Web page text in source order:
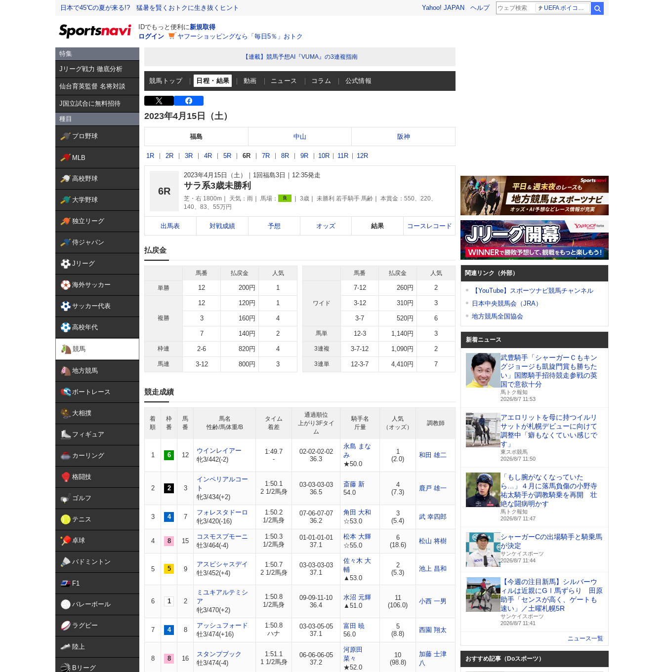
日本で45℃の夏が来る!? 猛暑を賢くおトクに生き抜くヒント Yahoo! JAPAN ヘルプ
IDでもっと便利に新規取得
ログイン
ヤフーショッピングなら「毎日5％」おトク
特集
Jリーグ戦力 徹底分析
仙台育英監督 名将対談
J国立試合に無料招待
種目
プロ野球
MLB
高校野球
大学野球
独立リーグ
侍ジャパン
Jリーグ
海外サッカー
サッカー代表
高校年代
競馬
地方競馬
ボートレース
大相撲
フィギュア
カーリング
格闘技
ゴルフ
テニス
卓球
バドミントン
F1
バレーボール
ラグビー
陸上
Bリーグ
【連載】競馬予想AI『VUMA』の3連複指南
競馬トップ 日程・結果 動画 ニュース コラム 公式情報
2023年4月15日（土）
福島 中山 阪神
1R 2R 3R 4R 5R 6R 7R 8R 9R 10R 11R 12R
6R
2023年4月15日（土） 1回福島3日 12:35発走
サラ系3歳未勝利
芝・右 1800m 天気： 雨 馬場： 良 3歳 未勝利 若手騎手 馬齢
本賞金：550、220、
140、83、55万円
出馬表 対戦成績 予想 オッズ 結果 コースレコード
払戻金
馬番 払戻金 人気
単勝 12 200円 1
複勝
12 120円 1
3 160円 4
7 140円 2
枠連 2-6 820円 4
馬連 3-12 800円 3
馬番 払戻金 人気
ワイド
7-12 260円 2
3-12 310円 3
3-7 520円 6
馬単 12-3 1,140円 3
3連複 3-7-12 1,090円 2
3連単 12-3-7 4,410円 7
競走成績
着
順
枠
番
馬
番
馬名
性齢/馬体重/B
タイム
着差
通過順位
上がり3Fタイ
ム
騎手名
斤量
人気
（オッズ）
調教師
1 6 12
ウインレイアー
牝3/442(-2)
1:49.7
-
02-02-02-02
36.3
永島 まな
み
★50.0
1
(2.0)
和田 雄二
2 2 3
インペリアルコー
ト
牝3/434(+2)
1:50.1
2 1/2馬身
03-03-03-03
36.5
斎藤 新
54.0
4
(7.3)
鹿戸 雄一
3 4 7
フォレスタドーロ
牝3/420(-16)
1:50.2
1/2馬身
07-06-07-07
36.2
角田 大和
☆53.0
3
(5.4)
武 幸四郎
4 8 15
コスモスプモーニ
牡3/464(-4)
1:50.3
1/2馬身
01-01-01-01
37.1
松本 大輝
☆55.0
6
(18.6)
松山 将樹
5 5 9
アスピシャスデイ
牡3/452(+4)
1:50.7
2 1/2馬身
03-03-03-03
37.1
佐々木 大
輔
▲53.0
2
(5.3)
池上 昌和
6 1 2
ミユキアルテミシ
ア
牝3/470(+2)
1:50.8
1/2馬身
09-09-11-10
36.4
水沼 元輝
▲51.0
11
(106.0)
小西 一男
7 4 8
アッシュフォード
牡3/474(+16)
1:50.8
ハナ
03-03-05-05
37.1
富田 暁
56.0
5
(8.8)
西園 翔太
8 8 16
スタンプブック
牡3/474(-4)
1:51.1
1 1/2馬身
06-06-06-05
37.2
河原田
菜々
★52.0
10
(98.8)
加藤 士津
八
関連リンク（外部）
【YouTube】スポーツナビ競馬チャンネル
日本中央競馬会（JRA）
地方競馬全国協会
新着ニュース
武豊騎手「シャーガーＣもキン
グジョージも凱旋門賞も勝ちた
い」国際騎手招待競走参戦の英
国で意欲十分
馬トク報知
2026/8/7 11:53
アエロリットを母に持つイルリ
サットが札幌デビューに向けて
調整中「癖もなくていい感じで
す」
東スポ競馬
2026/8/7 11:50
「もし腕がなくなっていた
ら…」４月に落馬負傷の小野寺
祐太騎手が調教騎乗を再開 壮
絶な闘病明かす
馬トク報知
2026/8/7 11:47
シャーガーCの出場騎手と騎乗馬
が決定
サンケイスポーツ
2026/8/7 11:44
【今週の注目新馬】シルバーウ
ィルは近親にGⅠ馬ずらり 田原
助手「センスが高く、ゲートも
速い」／土曜札幌5R
サンケイスポーツ
2026/8/7 11:41
ニュース一覧
おすすめ記事（Doスポーツ）